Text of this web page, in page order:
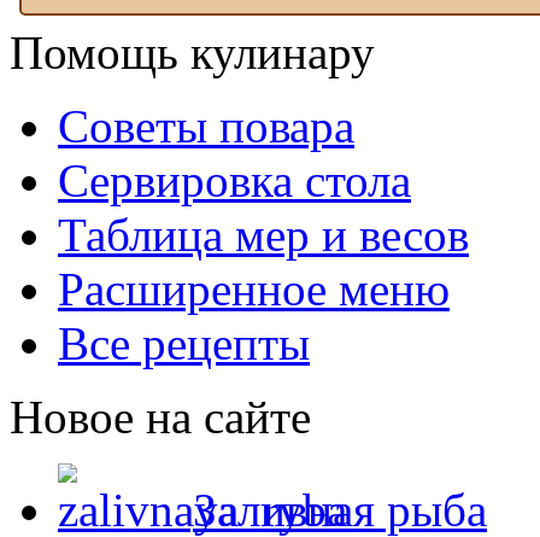
Помощь кулинару
Советы повара
Сервировка стола
Таблица мер и весов
Расширенное меню
Все рецепты
Новое на сайте
Заливная рыба